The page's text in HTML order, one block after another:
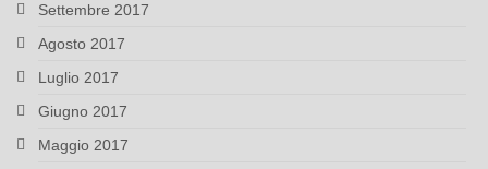
Settembre 2017
Agosto 2017
Luglio 2017
Giugno 2017
Maggio 2017